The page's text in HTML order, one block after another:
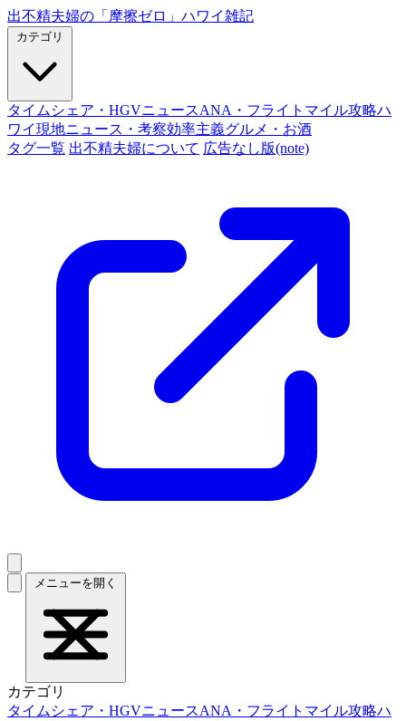
出不精夫婦の 「摩擦ゼロ」 ハワイ雑記
タイムシェア・HGVニュースANA・フライトマイル攻略ハ
ワイ現地ニュース・考察効率主義グルメ・お酒
タグ一覧 出不精夫婦について 広告なし版(note)
メニューを開く
カテゴリ
タイムシェア・HGVニュースANA・フライトマイル攻略ハ